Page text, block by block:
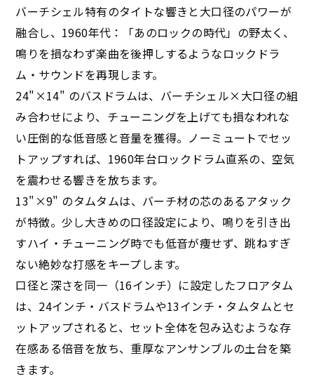
バーチシェル特有のタイトな響きと大口径のパワーが
融合し、1960年代：「あのロックの時代」の野太く、
鳴りを損なわず楽曲を後押しするようなロックドラ
ム・サウンドを再現します。
24"×14" のバスドラムは、バーチシェル×大口径の組
み合わせにより、チューニングを上げても損なわれな
い圧倒的な低音感と音量を獲得。ノーミュートでセッ
トアップすれば、1960年台ロックドラム直系の、空気
を震わせる響きを放ちます。
13"×9" のタムタムは、バーチ材の芯のあるアタック
が特徴。少し大きめの口径設定により、鳴りを引き出
すハイ・チューニング時でも低音が痩せず、跳ねすぎ
ない絶妙な打感をキープします。
口径と深さを同一（16インチ）に設定したフロアタム
は、24インチ・バスドラムや13インチ・タムタムとセ
ットアップされると、セット全体を包み込むような存
在感ある倍音を放ち、重厚なアンサンブルの土台を築
きます。